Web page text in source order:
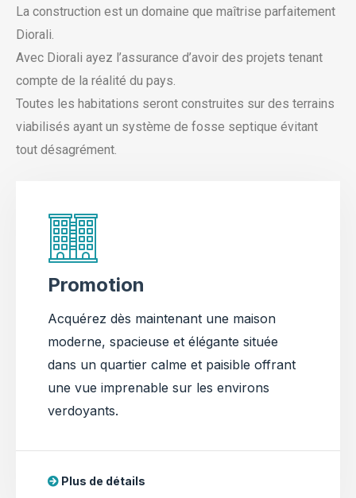
La construction est un domaine que maîtrise parfaitement
Diorali.
Avec Diorali ayez l’assurance d’avoir des projets tenant
compte de la réalité du pays.
Toutes les habitations seront construites sur des terrains
viabilisés ayant un système de fosse septique évitant
tout désagrément.
Promotion
Acquérez dès maintenant une maison
moderne, spacieuse et élégante située
dans un quartier calme et paisible offrant
une vue imprenable sur les environs
verdoyants.
Plus de détails